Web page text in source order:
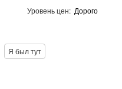
Уровень цен: Дорого
Я был тут